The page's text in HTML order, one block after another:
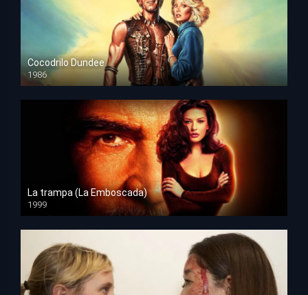
Cocodrilo Dundee
1986
HD 1080p
La trampa (La Emboscada)
1999
HD 1080p